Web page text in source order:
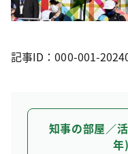
記事ID：000-001-
知事の部屋／
年